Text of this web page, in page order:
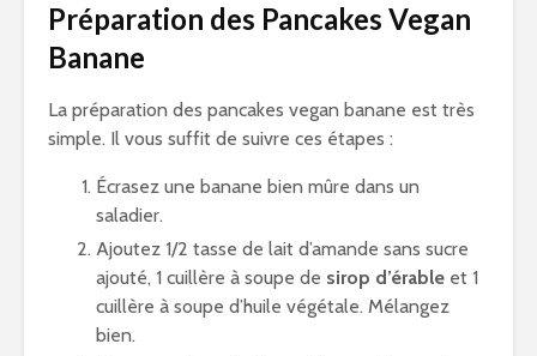
Préparation des Pancakes Vegan
Banane
La préparation des pancakes vegan banane est très
simple. Il vous suffit de suivre ces étapes :
Écrasez une banane bien mûre dans un
saladier.
Ajoutez 1/2 tasse de lait d’amande sans sucre
ajouté, 1 cuillère à soupe de sirop d’érable et 1
cuillère à soupe d’huile végétale. Mélangez
bien.